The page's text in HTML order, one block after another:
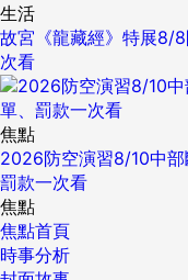
生活
故宮《龍藏經》特展8/
次看
焦點
2026防空演習8/10中部
罰款一次看
焦點
焦點首頁
時事分析